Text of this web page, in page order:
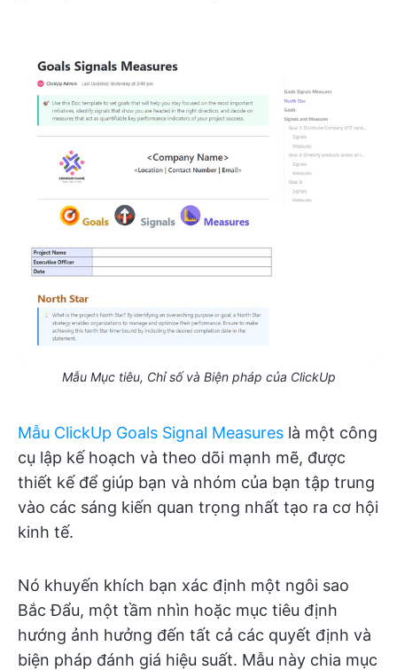
Mẫu Mục tiêu, Chỉ số và Biện pháp của ClickUp
Mẫu ClickUp Goals Signal Measures là một công
cụ lập kế hoạch và theo dõi mạnh mẽ, được
thiết kế để giúp bạn và nhóm của bạn tập trung
vào các sáng kiến quan trọng nhất tạo ra cơ hội
kinh tế.
Nó khuyến khích bạn xác định một ngôi sao
Bắc Đẩu, một tầm nhìn hoặc mục tiêu định
hướng ảnh hưởng đến tất cả các quyết định và
biện pháp đánh giá hiệu suất. Mẫu này chia mục